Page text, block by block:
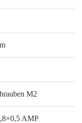
M2
AMP